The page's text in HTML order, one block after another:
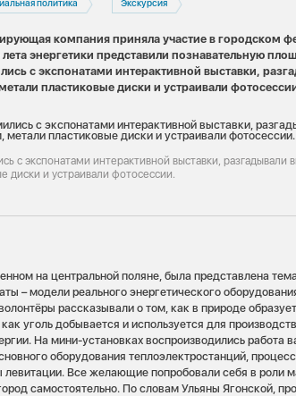
политика Экскурсия
компания приняла участие в городском
энергетики представили познавательную
с экспонатами интерактивной выставки,
пластиковые диски и устраивали
с экспонатами интерактивной выставки, разгадывали
диски и устраивали фотосессии.
на центральной поляне, была представлена
– модели реального энергетического
рассказывали о том, как в природе
уголь добывается и используется для
На мини-установках воспроизводились работа
оборудования теплоэлектростанций,
левитации. Все желающие попробовали себя в роли
самостоятельно. По словам Ульяны Ягонской,